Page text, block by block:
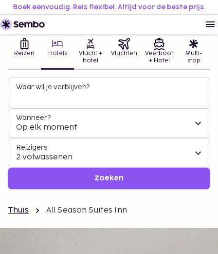
Boek eenvoudig. Reis flexibel. Altijd voor de beste prijs.
Reizen Hotels
Vlucht +
hotel
Vluchten
Veerboot
+ Hotel
Multi-
stop
Waar wil je verblijven?
Wanneer?
Op elk moment
Reizigers
2 volwassenen
Zoeken
Thuis All Season Suites Inn